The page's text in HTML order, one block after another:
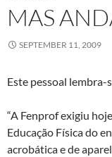
MAS
SEPTEMBER 11, 2009
Este pessoal lembra-
“A Fenprof exigiu
Educação Física do
acrobática e de